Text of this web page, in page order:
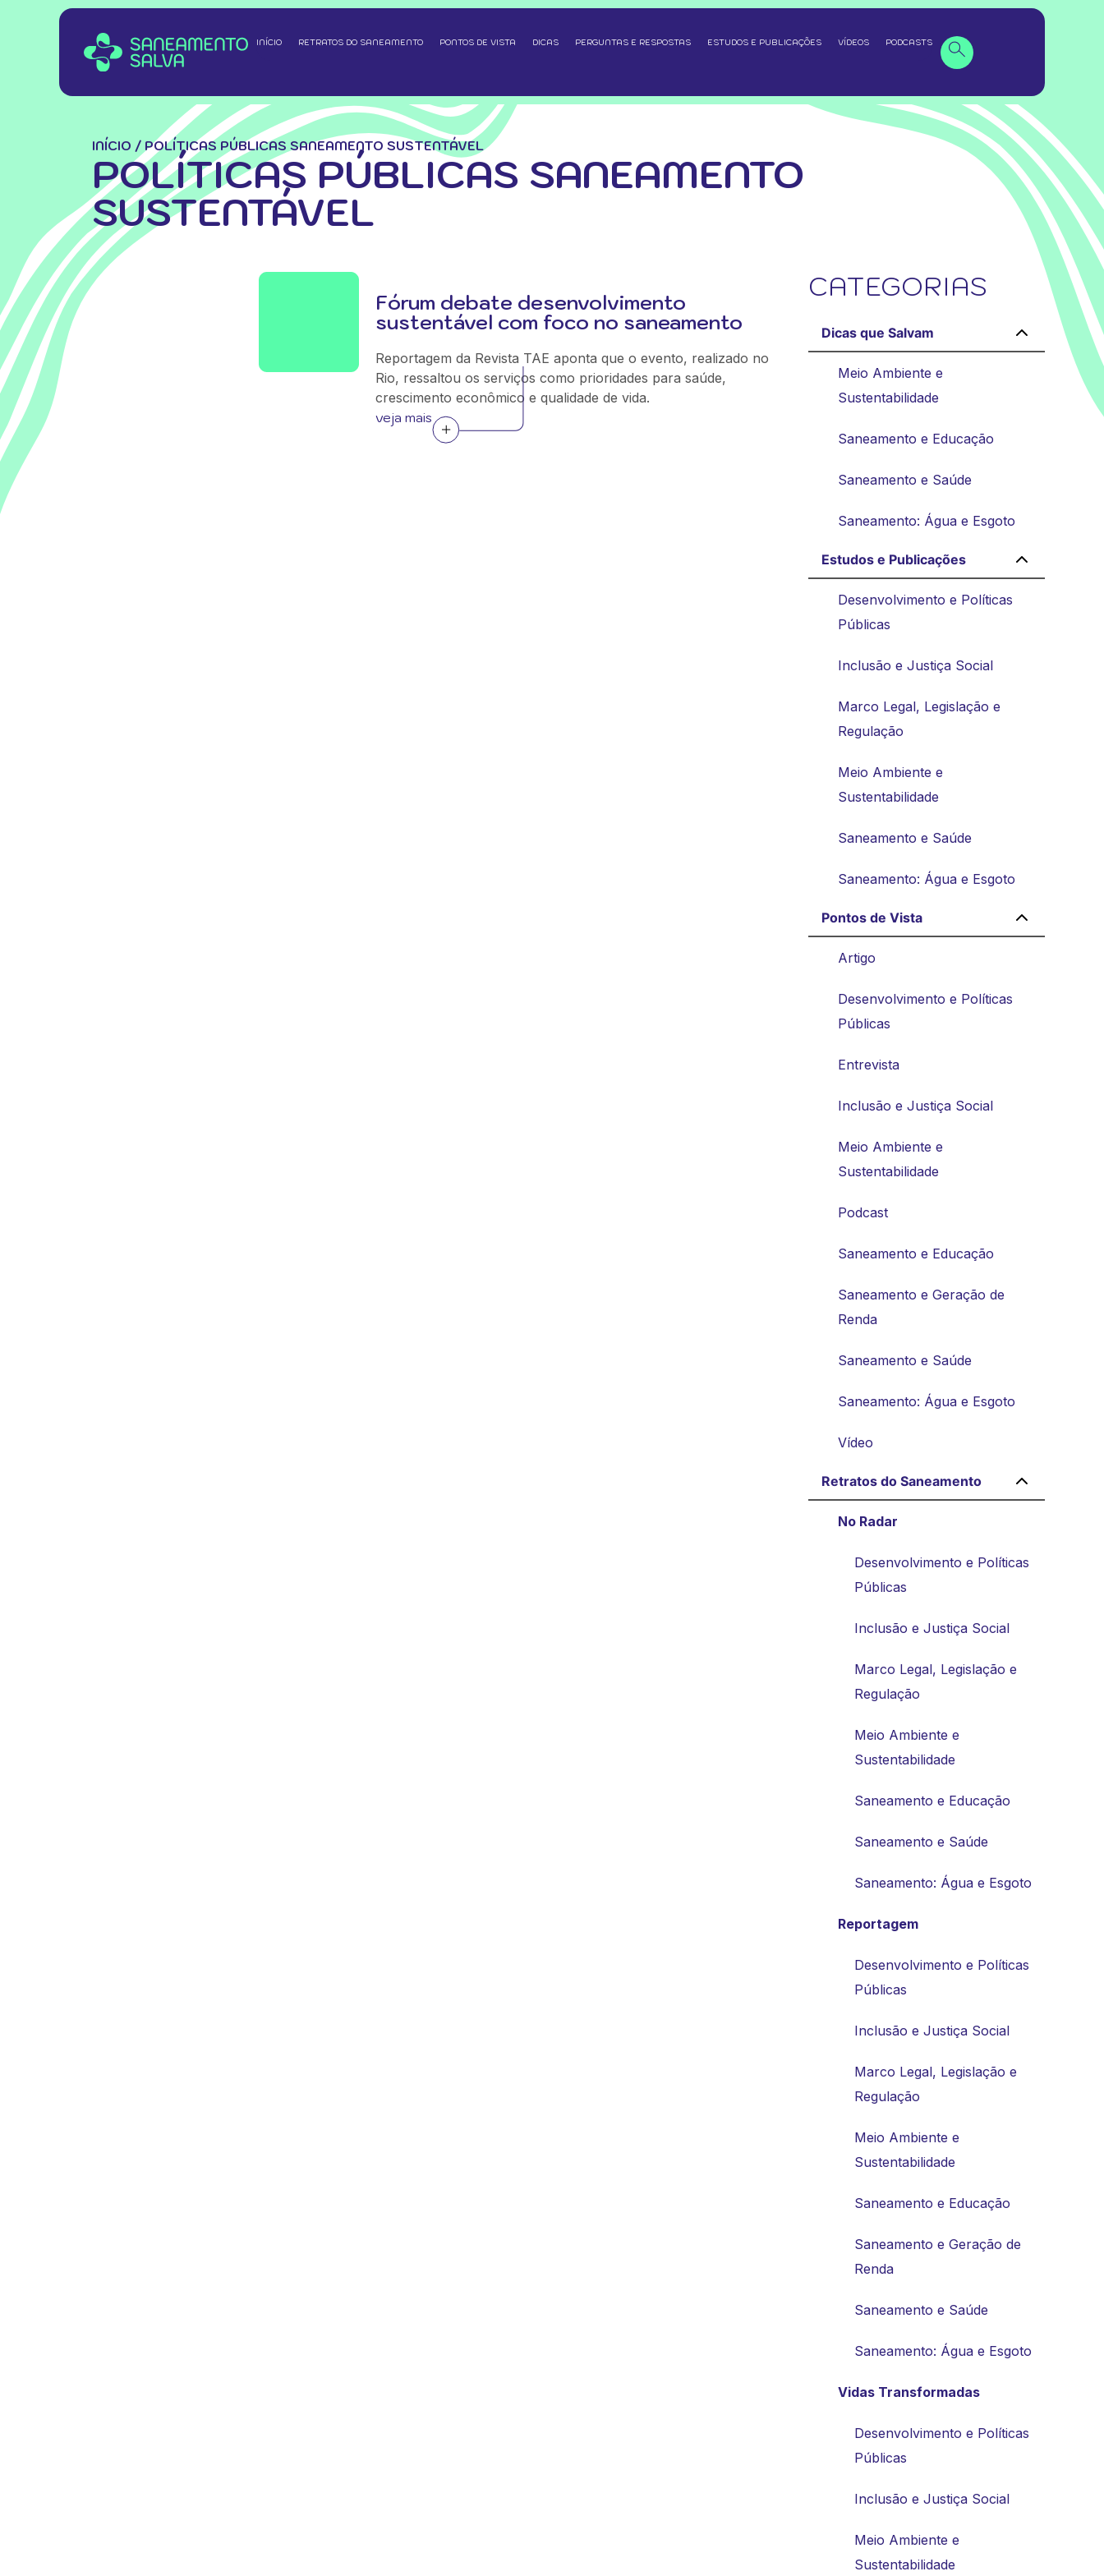
INÍCIO RETRATOS DO SANEAMENTO PONTOS DE VISTA DICAS PERGUNTAS E RESPOSTAS ESTUDOS E PUBLICAÇÕES VÍDEOS PODCASTS
INÍCIO / POLÍTICAS PÚBLICAS SANEAMENTO SUSTENTÁVEL
POLÍTICAS PÚBLICAS SANEAMENTO
SUSTENTÁVEL
Fórum debate desenvolvimento
sustentável com foco no saneamento
Reportagem da Revista TAE aponta que o evento, realizado no
Rio, ressaltou os serviços como prioridades para saúde,
crescimento econômico e qualidade de vida.
veja mais
CATEGORIAS
Dicas que Salvam
Meio Ambiente e
Sustentabilidade
Saneamento e Educação
Saneamento e Saúde
Saneamento: Água e Esgoto
Estudos e Publicações
Desenvolvimento e Políticas
Públicas
Inclusão e Justiça Social
Marco Legal, Legislação e
Regulação
Meio Ambiente e
Sustentabilidade
Saneamento e Saúde
Saneamento: Água e Esgoto
Pontos de Vista
Artigo
Desenvolvimento e Políticas
Públicas
Entrevista
Inclusão e Justiça Social
Meio Ambiente e
Sustentabilidade
Podcast
Saneamento e Educação
Saneamento e Geração de
Renda
Saneamento e Saúde
Saneamento: Água e Esgoto
Vídeo
Retratos do Saneamento
No Radar
Desenvolvimento e Políticas
Públicas
Inclusão e Justiça Social
Marco Legal, Legislação e
Regulação
Meio Ambiente e
Sustentabilidade
Saneamento e Educação
Saneamento e Saúde
Saneamento: Água e Esgoto
Reportagem
Desenvolvimento e Políticas
Públicas
Inclusão e Justiça Social
Marco Legal, Legislação e
Regulação
Meio Ambiente e
Sustentabilidade
Saneamento e Educação
Saneamento e Geração de
Renda
Saneamento e Saúde
Saneamento: Água e Esgoto
Vidas Transformadas
Desenvolvimento e Políticas
Públicas
Inclusão e Justiça Social
Meio Ambiente e
Sustentabilidade